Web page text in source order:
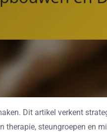
Dit artikel verkent
steungroepen en